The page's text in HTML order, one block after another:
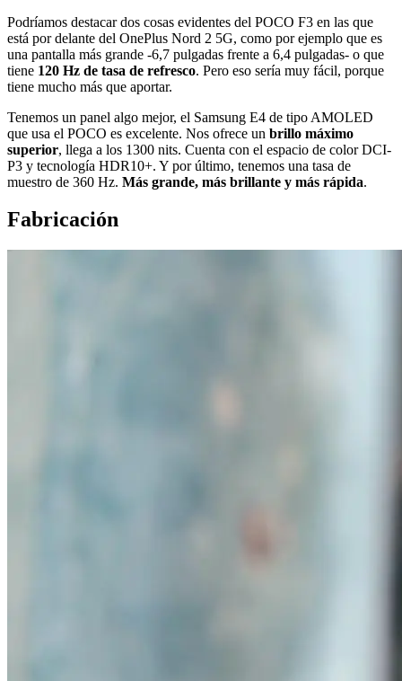
Podríamos destacar dos cosas evidentes del POCO F3 en las que
está por delante del OnePlus Nord 2 5G, como por ejemplo que es
una pantalla más grande -6,7 pulgadas frente a 6,4 pulgadas- o que
tiene 120 Hz de tasa de refresco. Pero eso sería muy fácil, porque
tiene mucho más que aportar.
Tenemos un panel algo mejor, el Samsung E4 de tipo AMOLED
que usa el POCO es excelente. Nos ofrece un brillo máximo
superior, llega a los 1300 nits. Cuenta con el espacio de color DCI-
P3 y tecnología HDR10+. Y por último, tenemos una tasa de
muestro de 360 Hz. Más grande, más brillante y más rápida.
Fabricación